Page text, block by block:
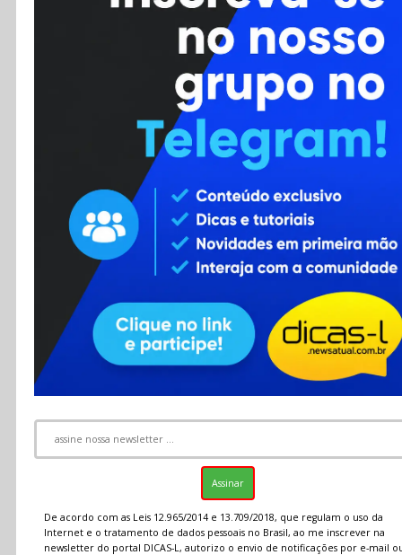
Enviar Dica
Contato
RSS
De acordo com as Leis 12.965/2014 e 13.709/2018, que regulam o uso da
Internet e o tratamento de dados pessoais no Brasil, ao me inscrever na
newsletter do portal DICAS-L, autorizo o envio de notificações por e-mail